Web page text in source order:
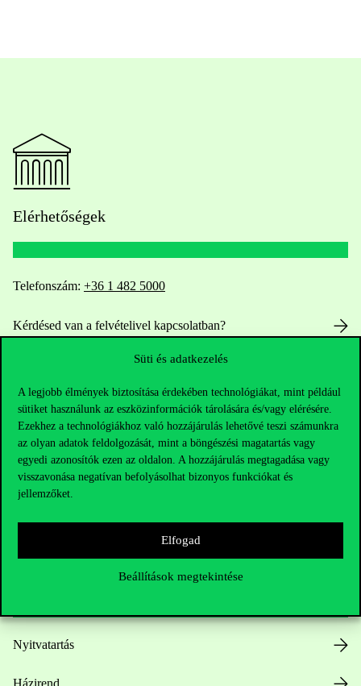
Süti és adatkezelés
A legjobb élmények biztosítása érdekében technológiákat, mint például
sütiket használunk az eszközinformációk tárolására és/vagy elérésére.
Ezekhez a technológiákhoz való hozzájárulás lehetővé teszi számunkra
az olyan adatok feldolgozását, mint a böngészési magatartás vagy
egyedi azonosítók ezen az oldalon. A hozzájárulás megtagadása vagy
visszavonása negatívan befolyásolhat bizonyos funkciókat és
jellemzőket.
Elfogad
Beállítások megtekintése
Elérhetőségek
Telefonszám: +36 1 482 5000
Kérdésed van a felvételivel kapcsolatban?
HUB jelenlegi hallgatóinknak
Sajtó:press@uni-corvinus.hu
Nyitvatartás
Házirend